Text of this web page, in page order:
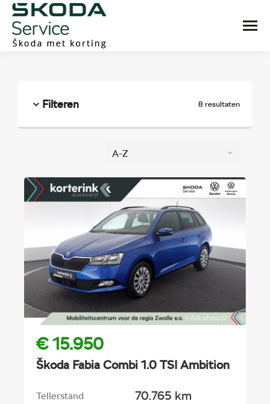
Filteren 8 resultaten
€ 15.950
Škoda Fabia Combi 1.0 TSI Ambition
Tellerstand 70.765 km